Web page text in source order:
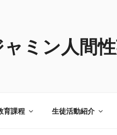
ミン人間
育課程 生徒活動紹介